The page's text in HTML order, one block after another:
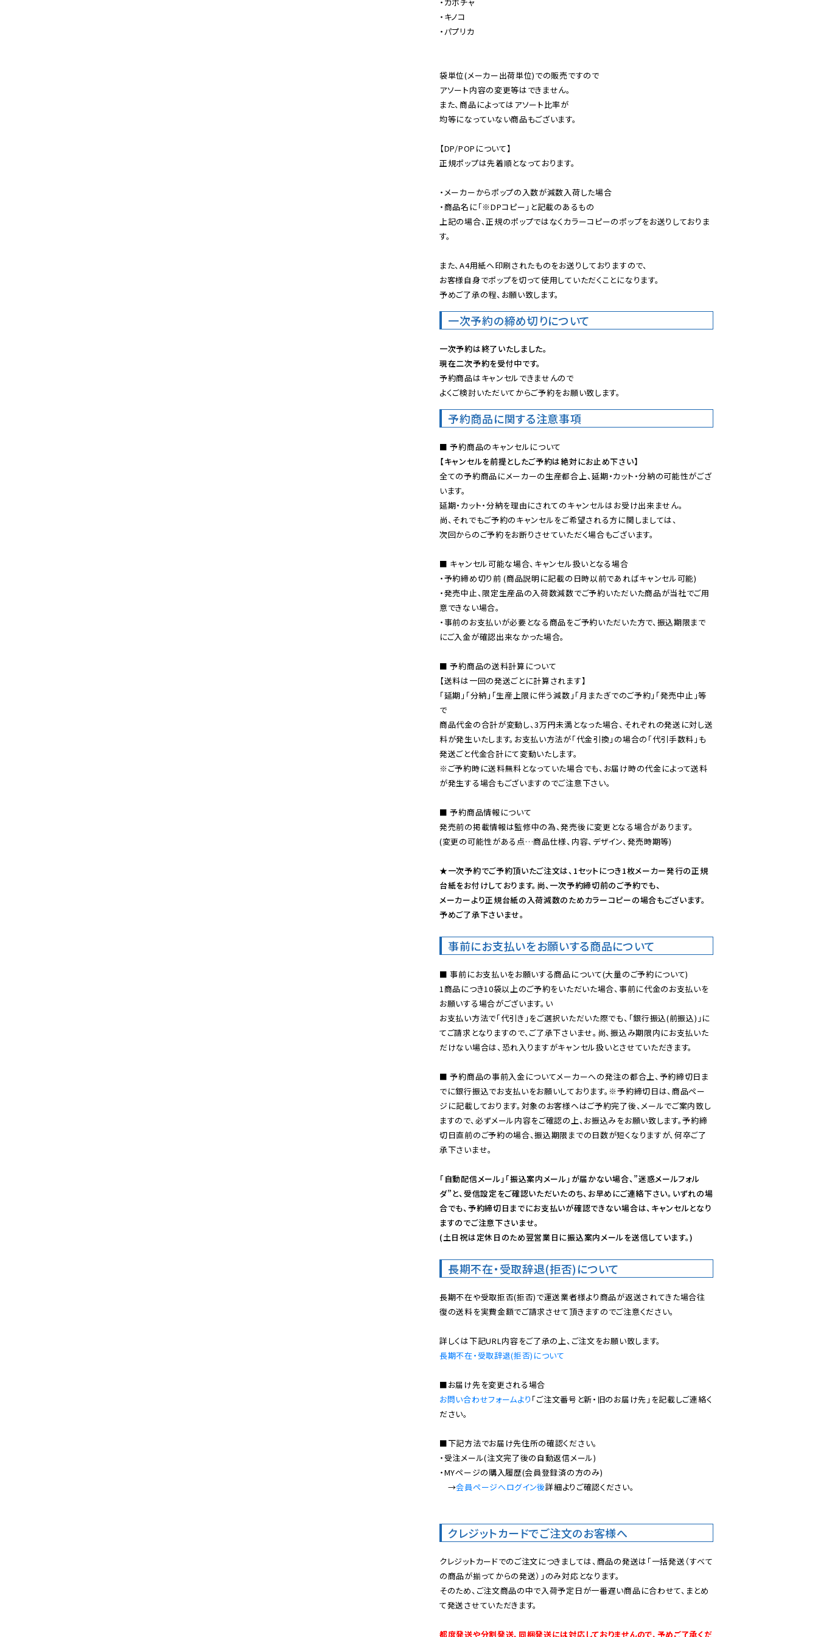
・キノコ
・パプリカ
袋単位(メーカー出荷単位)での販売ですので
アソート内容の変更等はできません。
また、商品によってはアソート比率が
均等になっていない商品もございます。
【DP/POPについて】
正規ポップは先着順となっております。
・メーカーからポップの入数が減数入荷した場合
・商品名に「※DPコピー」と記載のあるもの
上記の場合、正規のポップではなくカラーコピーのポップをお送りしておりま
す。
また、A4用紙へ印刷されたものをお送りしておりますので、
お客様自身でポップを切って使用していただくことになります。
予めご了承の程、お願い致します。
一次予約の締め切りについて
一次予約は終了いたしました。
現在二次予約を受付中です。
予約商品はキャンセルできませんので
よくご検討いただいてからご予約をお願い致します。
予約商品に関する注意事項
【キャンセルを前提としたご予約は絶対にお止め下さい】
全ての予約商品にメーカーの生産都合上、延期・カット・分納の可能性がござ
います。
延期・カット・分納を理由にされてのキャンセルはお受け出来ません。
尚、それでもご予約のキャンセルをご希望される方に関しましては、
次回からのご予約をお断りさせていただく場合もございます。
■ キャンセル可能な場合、キャンセル扱いとなる場合
・予約締め切り前 (商品説明に記載の日時以前であればキャンセル可能)
・発売中止、限定生産品の入荷数減数でご予約いただいた商品が当社でご用
意できない場合。
・事前のお支払いが必要となる商品をご予約いただいた方で、振込期限まで
にご入金が確認出来なかった場合。
■ 予約商品の送料計算について
【送料は一回の発送ごとに計算されます】
「延期」「分納」「生産上限に伴う減数」「月またぎでのご予約」「発売中止」等
で
商品代金の合計が変動し、3万円未満となった場合、それぞれの発送に対し送
料が発生いたします。お支払い方法が「代金引換」の場合の「代引手数料」も
※ご予約時に送料無料となっていた場合でも、お届け時の代金によって送料
が発生する場合もございますのでご注意下さい。
■ 予約商品情報について
発売前の掲載情報は監修中の為、発売後に変更となる場合があります。
(変更の可能性がある点…商品仕様、内容、デザイン、発売時期等)
★一次予約でご予約頂いたご注文は、1セットにつき1枚メーカー発行の正規
台紙をお付けしております。尚、一次予約締切前のご予約でも、
メーカーより正規台紙の入荷減数のためカラーコピーの場合もございます。
予めご了承下さいませ。
事前にお支払いをお願いする商品について
■ 事前にお支払いをお願いする商品について(大量のご予約について)
1商品につき10袋以上のご予約をいただいた場合、事前に代金のお支払いを
お願いする場合がございます。い
お支払い方法で「代引き」をご選択いただいた際でも、「銀行振込(前振込)」に
てご請求となりますので、ご了承下さいませ。尚、振込み期限内にお支払いた
だけない場合は、恐れ入りますがキャンセル扱いとさせていただきます。
■ 予約商品の事前入金についてメーカーへの発注の都合上、予約締切日ま
でに銀行振込でお支払いをお願いしております。※予約締切日は、商品ペー
ジに記載しております。対象のお客様へはご予約完了後、メールでご案内致し
ますので、必ずメール内容をご確認の上、お振込みをお願い致します。予約締
切日直前のご予約の場合、振込期限までの日数が短くなりますが、何卒ご了
承下さいませ。
「自動配信メール」「振込案内メール」が届かない場合、”迷惑メールフォル
ダ”と、受信設定をご確認いただいたのち、お早めにご連絡下さい。いずれの場
合でも、予約締切日までにお支払いが確認できない場合は、キャンセルとなり
ますのでご注意下さいませ。
(土日祝は定休日のため翌営業日に振込案内メールを送信しています。)
長期不在・受取辞退(拒否)について
長期不在や受取拒否(拒否)で運送業者様より商品が返送されてきた場合往
復の送料を実費金額でご請求させて頂きますのでご注意ください。
長期不在・受取辞退(拒否)について
お問い合わせフォームより 「ご注文番号と新・旧のお届け先」を記載しご連絡く
ださい。
■下記方法でお届け先住所の確認ください。
・受注メール(注文完了後の自動返信メール)
・MYページの購入履歴(会員登録済の方のみ)
→会員ページへログイン後詳細よりご確認ください。
クレジットカードでご注文のお客様へ
クレジットカードでのご注文につきましては、商品の発送は「一括発送（すべて
の商品が揃ってからの発送）」のみ対応となります。
そのため、ご注文商品の中で入荷予定日が一番遅い商品に合わせて、まとめ
て発送させていただきます。
都度発送や分割発送、同梱発送には対応しておりませんので、予めご了承くだ